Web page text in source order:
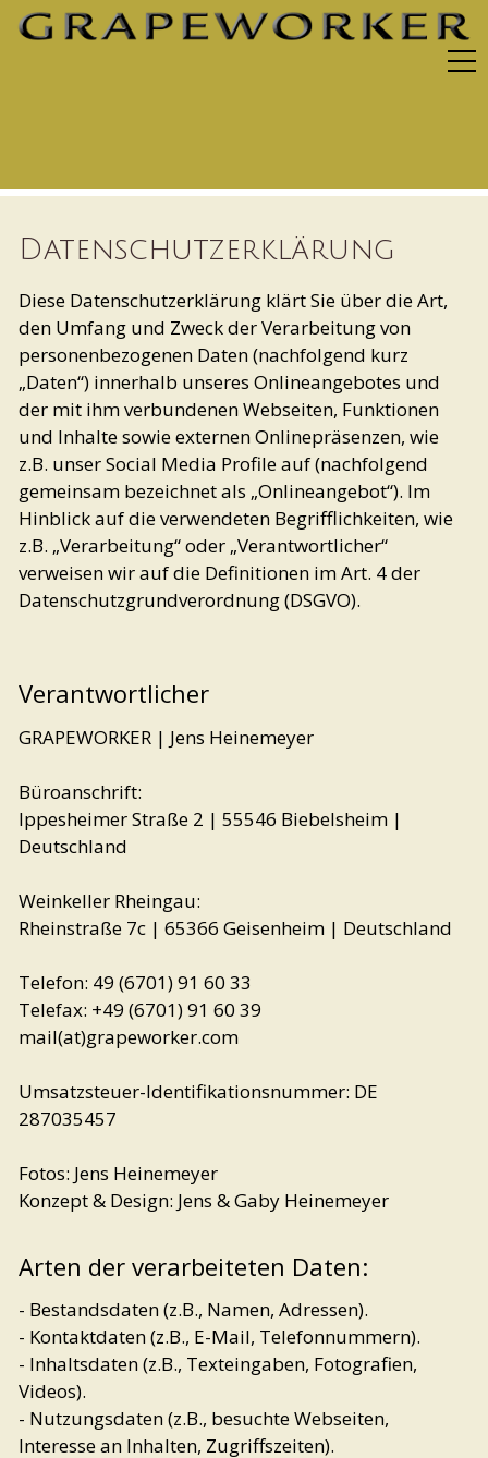
Datenschutzerklärung
Diese Datenschutzerklärung klärt Sie über die Art,
den Umfang und Zweck der Verarbeitung von
personenbezogenen Daten (nachfolgend kurz
„Daten“) innerhalb unseres Onlineangebotes und
der mit ihm verbundenen Webseiten, Funktionen
und Inhalte sowie externen Onlinepräsenzen, wie
z.B. unser Social Media Profile auf (nachfolgend
gemeinsam bezeichnet als „Onlineangebot“). Im
Hinblick auf die verwendeten Begrifflichkeiten, wie
z.B. „Verarbeitung“ oder „Verantwortlicher“
verweisen wir auf die Definitionen im Art. 4 der
Datenschutzgrundverordnung (DSGVO).
Verantwortlicher
GRAPEWORKER | Jens Heinemeyer
Büroanschrift:
Ippesheimer Straße 2 | 55546 Biebelsheim |
Deutschland
Weinkeller Rheingau:
Rheinstraße 7c | 65366 Geisenheim | Deutschland
Telefon: 49 (6701) 91 60 33
Telefax: +49 (6701) 91 60 39
mail(at)grapeworker.com
Umsatzsteuer-Identifikationsnummer: DE
287035457
Fotos: Jens Heinemeyer
Konzept & Design: Jens & Gaby Heinemeyer
Arten der verarbeiteten Daten:
- Bestandsdaten (z.B., Namen, Adressen).
- Kontaktdaten (z.B., E-Mail, Telefonnummern).
- Inhaltsdaten (z.B., Texteingaben, Fotografien,
Videos).
- Nutzungsdaten (z.B., besuchte Webseiten,
Interesse an Inhalten, Zugriffszeiten).